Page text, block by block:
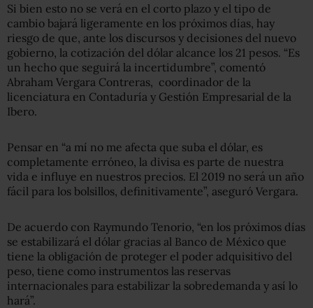
Si bien esto no se verá en el corto plazo y el tipo de
cambio bajará ligeramente en los próximos días, hay
riesgo de que, ante los discursos y decisiones del nuevo
gobierno, la cotización del dólar alcance los 21 pesos. “Es
un hecho que seguirá la incertidumbre”, comentó
Abraham Vergara Contreras, coordinador de la
licenciatura en Contaduría y Gestión Empresarial de la
Ibero.
Pensar en “a mí no me afecta que suba el dólar, es
completamente erróneo, la divisa es parte de nuestra
vida e influye en nuestros precios. El 2019 no será un año
fácil para los bolsillos, definitivamente”, aseguró Vergara.
De acuerdo con Raymundo Tenorio, “en los próximos días
se estabilizará el dólar gracias al Banco de México que
tiene la obligación de proteger el poder adquisitivo del
peso, tiene como instrumentos las reservas
internacionales para estabilizar la sobredemanda y así lo
hará”.